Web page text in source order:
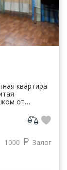
квартира
от
1000 Залог